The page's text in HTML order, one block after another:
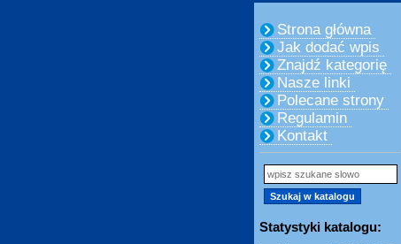
Strona główna
Jak dodać wpis
Znajdź kategorię
Nasze linki
Polecane strony
Regulamin
Kontakt
Statystyki katalogu: